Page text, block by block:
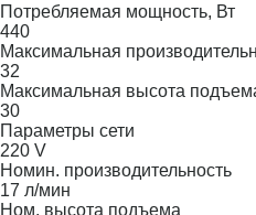
Потребляемая мощность, Вт
440
Максимальная
32
Максимальная высота
30
Параметры сети
220 V
Номин. производительность
17 л/мин
Ном. высота подъема